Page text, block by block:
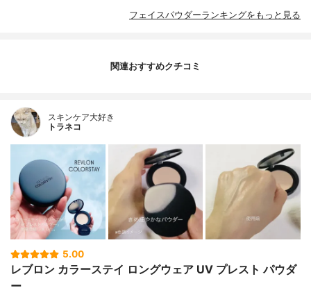
フェイスパウダーランキングをもっと見る
関連おすすめクチコミ
スキンケア大好き
トラネコ
5.00
レブロン カラーステイ ロングウェア UV プレスト パウダ
ー